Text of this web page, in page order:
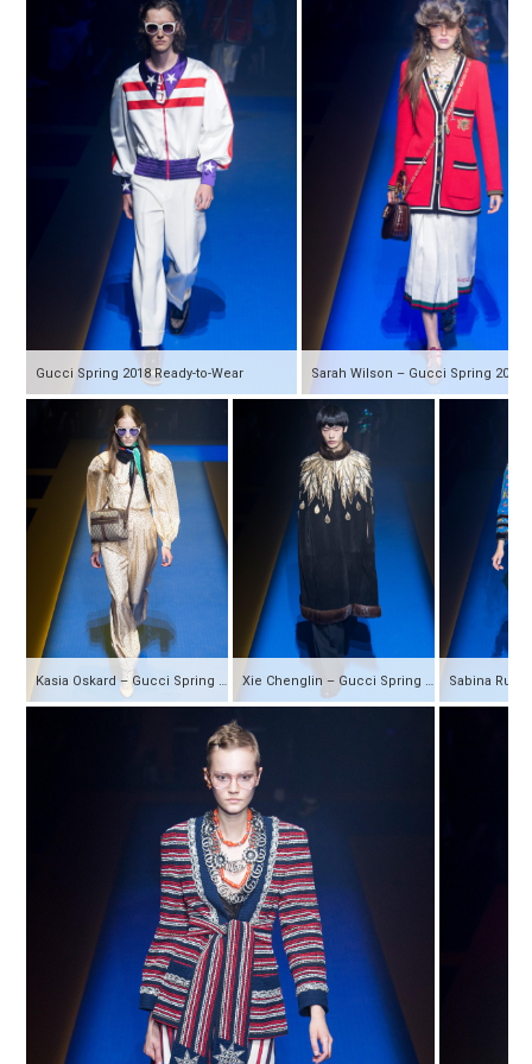
Gucci Spring 2018 Ready-to-Wear
Kasia Oskard – Gucci Spring 2018 Ready-to-Wear Xie Chenglin – Gucci Spring 2018 Ready-to-Wear